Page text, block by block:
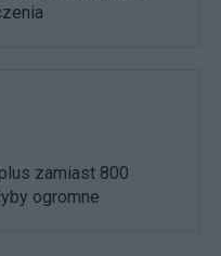
zamiast 800
ogromne